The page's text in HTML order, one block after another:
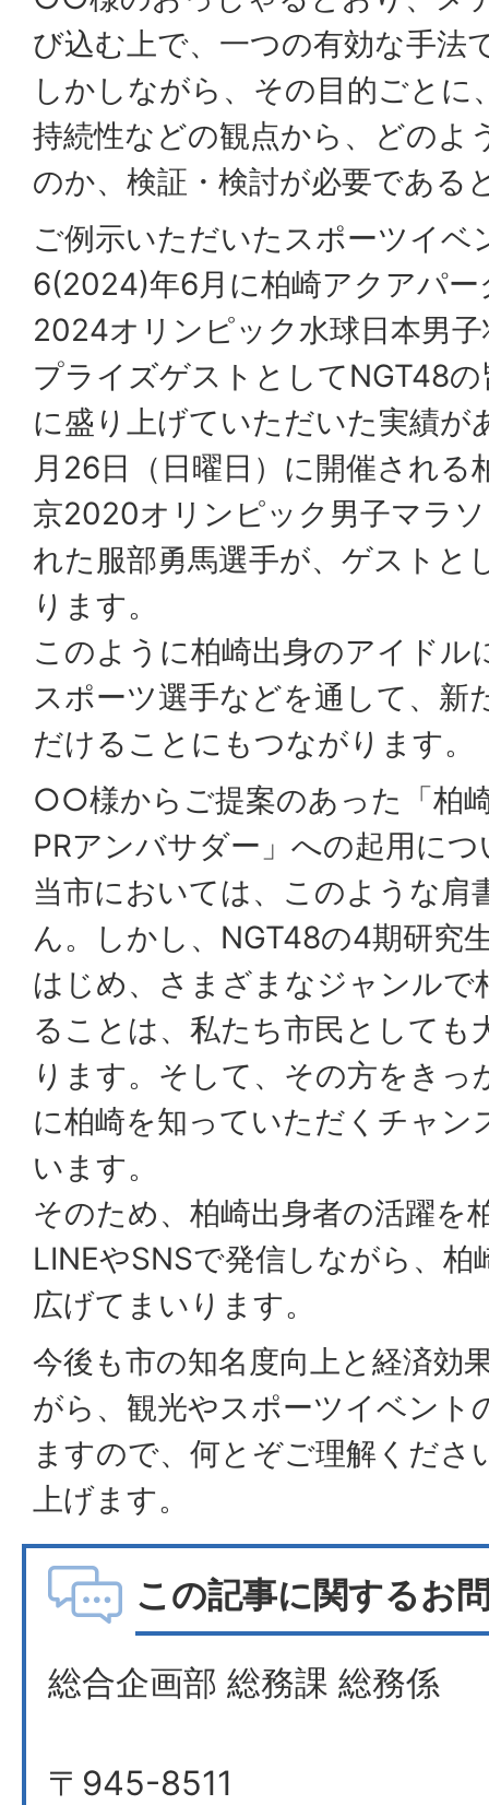
び込む上で、一つの有効な手法
しかしながら、その目的ごとに
持続性などの観点から、どのよ
のか、検証・検討が必要である
ご例示いただいたスポーツイベ
6(2024)年6月に柏崎アクアパ
2024オリンピック水球日本男
プライズゲストとしてNGT48
に盛り上げていただいた実績が
月26日（日曜日）に開催される
京2020オリンピック男子マラ
れた服部勇馬選手が、ゲストと
ります。
このように柏崎出身のアイドル
スポーツ選手などを通して、新
だけることにもつながります。
○○様からご提案のあった「柏
PRアンバサダー」への起用に
当市においては、このような肩
ん。しかし、NGT48の4期研究
はじめ、さまざまなジャンルで
ることは、私たち市民としても
ります。そして、その方をきっ
に柏崎を知っていただくチャン
います。
そのため、柏崎出身者の活躍を
LINEやSNSで発信しながら、
広げてまいります。
今後も市の知名度向上と経済効
がら、観光やスポーツイベント
ますので、何とぞご理解くださ
上げます。
この記事に関するお
総合企画部 総務課 総務係
〒945-8511